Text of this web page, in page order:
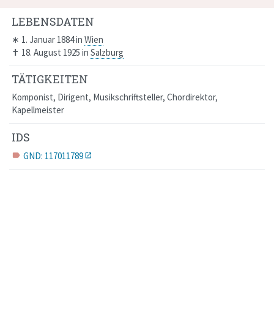
LEBENSDATEN
∗ 1. Januar 1884in Wien
✝ 18. August 1925 in Salzburg
TÄTIGKEITEN
Komponist, Dirigent, Musikschriftsteller, Chordirektor,
Kapellmeister
IDS
label GND: 117011789